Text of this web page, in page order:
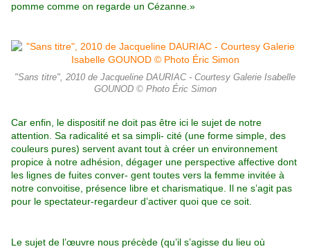
pomme comme on regarde un Cézanne.»
"Sans titre", 2010 de Jacqueline DAURIAC - Courtesy Galerie Isabelle
GOUNOD © Photo Éric Simon
Car enfin, le dispositif ne doit pas être ici le sujet de notre
attention. Sa radicalité et sa simpli- cité (une forme simple, des
couleurs pures) servent avant tout à créer un environnement
propice à notre adhésion, dégager une perspective affective dont
les lignes de fuites conver- gent toutes vers la femme invitée à
notre convoitise, présence libre et charismatique. Il ne s’agit pas
pour le spectateur-regardeur d’activer quoi que ce soit.
Le sujet de l’œuvre nous précède (qu’il s’agisse du lieu où